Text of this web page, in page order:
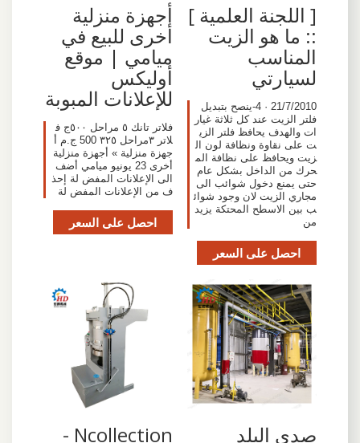
[ اللجنة العلمية ]
:: ما هو الزيت
المناسب
لسيارتي
21/7/2010 · 4-ينصح بتبديل
فلتر الزيت عند كل ثلاثة غيار
ات والهدف يحافظ فلتر الزي
ت على نقاوة ونظافة لون ال
زيت ويحافظ على نظافة الم
حرك من الداخل بشكل عام
حتى يمنع دخول شوائب الى
مجاري الزيت لان وجود شوائ
ب بين الاسطح المحتكة يزيد
من
احصل على السعر
أجهزة منزلية
أخرى للبيع في
ميامي | موقع
أوليكس
للإعلانات المبوبة
فلاتر تانك ٥ مراحل ٥٠٠ج ف
لاتر ٣مراحل ٣٢٥ 500 ج.م أ
جهزة منزلية » أجهزة منزلية
أخرى 23 يونيو ميامي أضف
الى الإعلانات المفض لة إحذ
ف من الإعلانات المفض لة
احصل على السعر
صدى البلد Ncollection -